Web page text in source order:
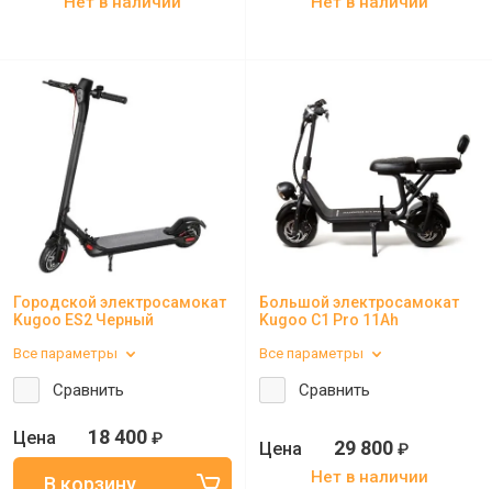
Городской электросамокат
Kugoo ES2 Черный
Все параметры
Сравнить
18 400 ₽
Большой электросамокат
Kugoo C1 Pro 11Ah
Все параметры
Сравнить
29 800 ₽
Нет в наличии